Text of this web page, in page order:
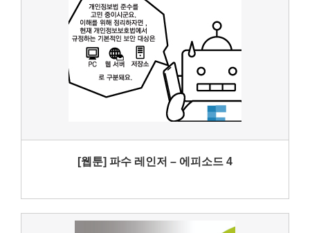
[웹툰] 파수 레인저 – 에피소드 4